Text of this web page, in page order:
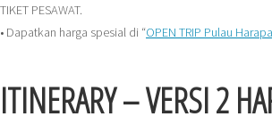
TIKET PESAWAT.
• Dapatkan harga spesial di “OPEN TRIP Pulau
ITINERARY – VERSI 2